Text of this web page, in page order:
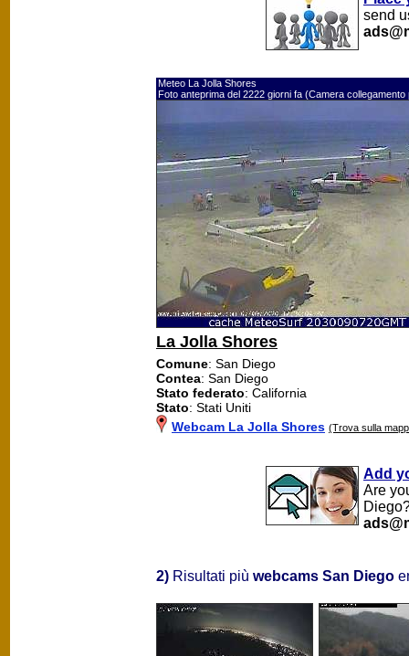
send
Meteo La Jolla Shores
Foto anteprima del 2222 giorni fa (Camera collegamento
La Jolla Shores
Comune: San Diego
Contea: San Diego
Stato federato: California
Stato: Stati Uniti
Webcam La Jolla Shores (Trova sulla
Add
Are
2) Risultati più webcams San Diego